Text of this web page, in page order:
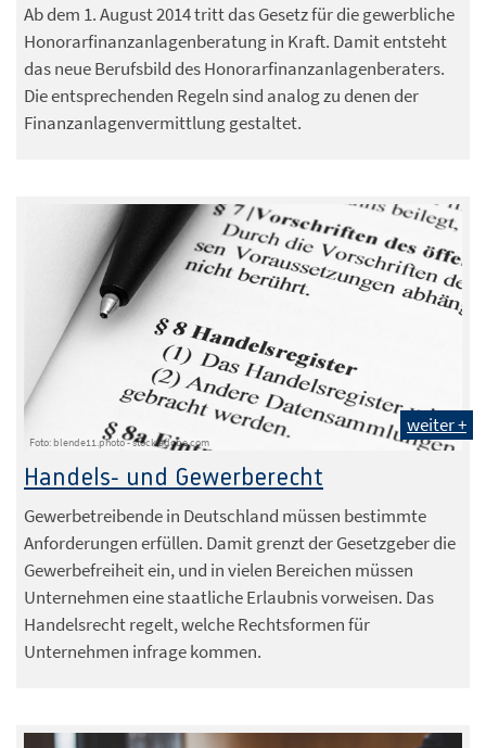
Ab dem 1. August 2014 tritt das Gesetz für die gewerbliche
Honorarfinanzanlagenberatung in Kraft. Damit entsteht
das neue Berufsbild des Honorarfinanzanlagenberaters.
Die entsprechenden Regeln sind analog zu denen der
Finanzanlagenvermittlung gestaltet.
Foto: blende11.photo - stock.adobe.com
weiter +
Handels- und Gewerberecht
Gewerbetreibende in Deutschland müssen bestimmte
Anforderungen erfüllen. Damit grenzt der Gesetzgeber die
Gewerbefreiheit ein, und in vielen Bereichen müssen
Unternehmen eine staatliche Erlaubnis vorweisen. Das
Handelsrecht regelt, welche Rechtsformen für
Unternehmen infrage kommen.